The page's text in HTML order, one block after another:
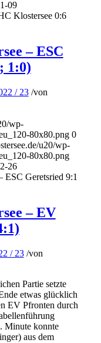
09
Klostersee 0:6
– ESC
1:0)
/ 23 /von
wp-
80x80.png 0
u20/wp-
80x80.png
26
ESC Geretsried 9:1
– EV
/ 23 /von
Partie setzte
etwas glücklich
EV Pfronten durch
Minute konnte
aus dem